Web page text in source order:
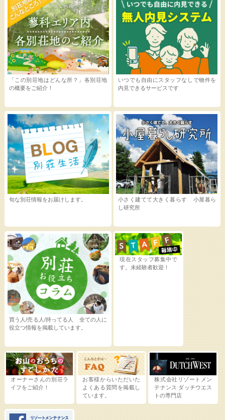
いつでも自由にスタッフなしで物件を
内見できるサービスです
旬な別荘情報をお届けします。
買う人/売る人/持ってる人 全ての人に
役立つ情報を掲載しています。
小さく建てて大きく暮らす 小屋暮ら
し研究所
「この別荘地はどんな所？」各別荘地
の概要をご紹介！
現在スタッフ募集中で
す。未経験者歓迎！
オーナーさんの別荘ラ
イフをご紹介！
お客様からいただいた
よくある質問を掲載し
ています。
株式会社リゾートメン
テナンス ダッチウエス
トの専門店